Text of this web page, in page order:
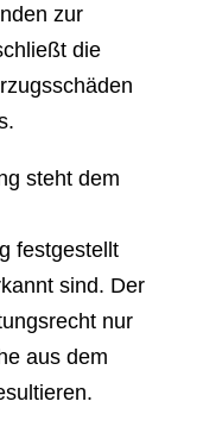
zur
die
steht dem
festgestellt
sind. Der
nur
aus dem